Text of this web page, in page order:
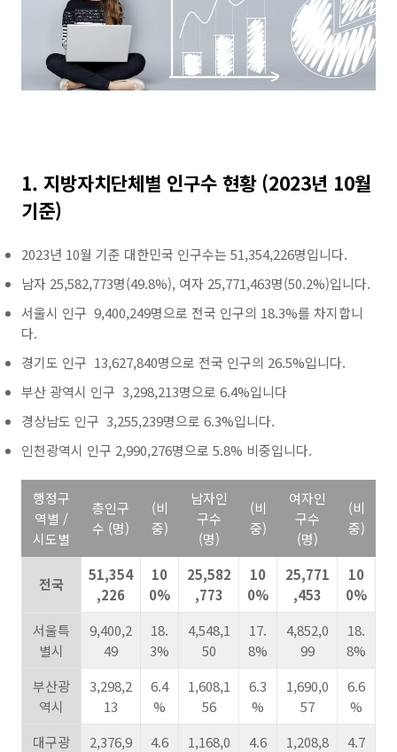
1. 지방자치단체별 인구수 현황 (2023년 10월
기준)
2023년 10월 기준 대한민국 인구수는 51,354,226명입니다.
남자 25,582,773명(49.8%), 여자 25,771,463명(50.2%)입니다.
서울시 인구 9,400,249명으로 전국 인구의 18.3%를 차지합니
다.
경기도 인구 13,627,840명으로 전국 인구의 26.5%입니다.
부산 광역시 인구 3,298,213명으로 6.4%입니다
경상남도 인구 3,255,239명으로 6.3%입니다.
인천광역시 인구 2,990,276명으로 5.8% 비중입니다.
행정구
역별 /
시도별
총인구
수 (명)
(비
중)
남자인
구수
(명)
(비
중)
여자인
구수
(명)
(비
중)
전국
51,354
,226
10
0%
25,582
,773
10
0%
25,771
,453
10
0%
서울특
별시
9,400,2
49
18.
3%
4,548,1
50
17.
8%
4,852,0
99
18.
8%
부산광
역시
3,298,2
13
6.4
%
1,608,1
56
6.3
%
1,690,0
57
6.6
%
대구광
2,376,9
4.6
1,168,0
4.6
1,208,8
4.7